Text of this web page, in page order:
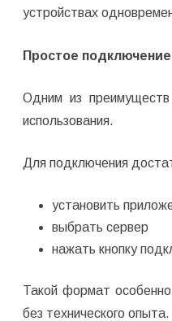
устройствах
Простое подключение
Одним из
использования.
Для подключения
установить
выбрать сервер
нажать кнопку
Такой формат
без технического опыта.